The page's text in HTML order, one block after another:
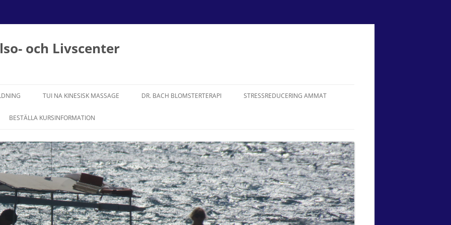
och Livscenter
TUI NA KINESISK MASSAGE DR. BACH BLOMSTERTERAPI STRESSREDUCERING AMMAT
BESTÄLLA KURSINFORMATION